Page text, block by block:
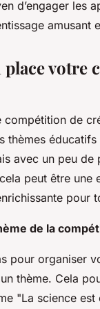
d’engager les
amusant
place votre
compétition de
thèmes
avec un peu de
peut être une
pour
de la
pour organiser
thème. Cela
"La science